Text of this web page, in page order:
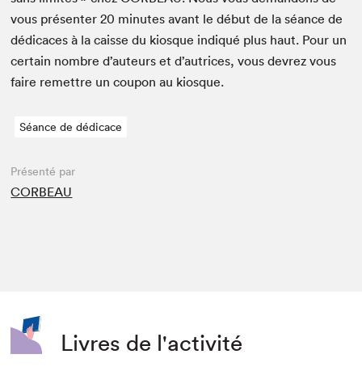
vous présen­ter20 min­utes avant le début de la séance de
dédi­caces à la caisse du kiosque indiqué plus haut. Pour un
cer­tain nom­bre d’auteurs et d’autrices, vous devrez vous
faire remet­tre un coupon au kiosque.
Séance de dédicace
Présenté par
CORBEAU
Livres de l'activité